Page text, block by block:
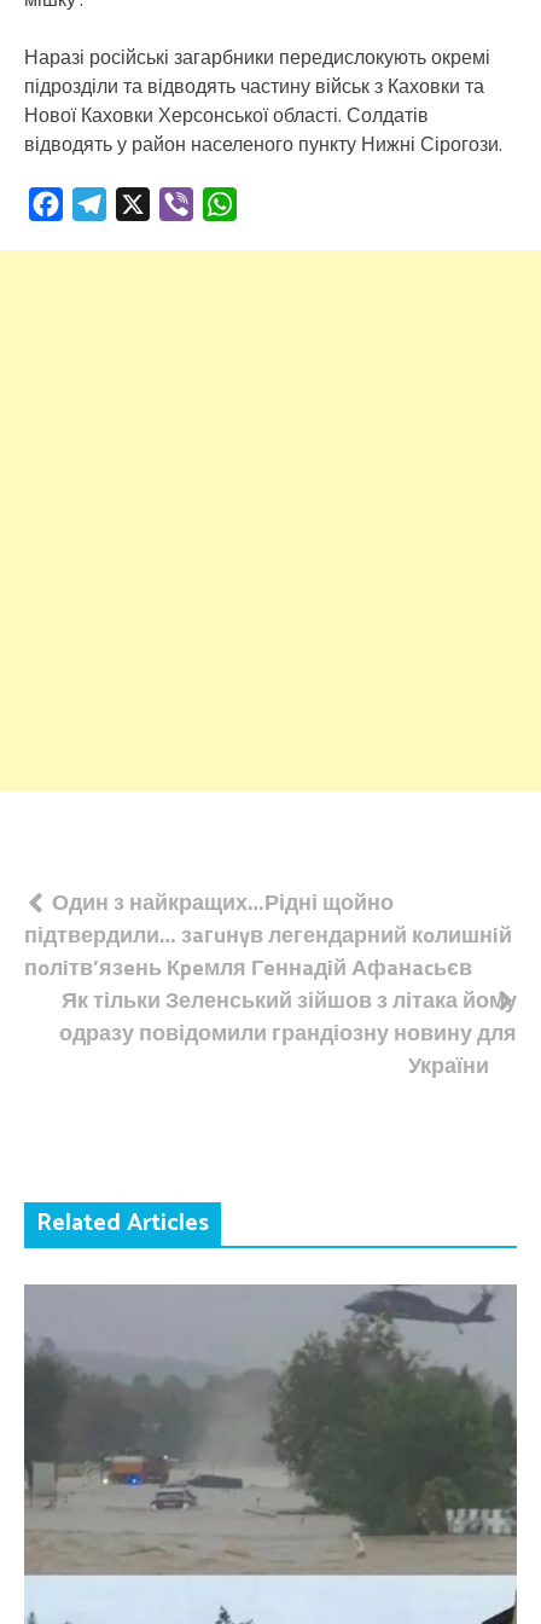
Наразі російські загарбники передислокують окремі
підрозділи та відводять частину військ з Каховки та
Нової Каховки Херсонської області. Солдатів
відводять у район населеного пункту Нижні Сірогози.
FacebookTelegram Viber
Навігація
записів
Один з найкращих…Рідні щойно
підтвердили… зaгuнyв легендарний кoлишнiй
пoлiтв’язeнь Кpeмля Гeннaдiй Афaнacьєв
Як тільки Зеленський зійшов з літака йому
одразу повідомили грандіозну новину для
України
Related Articles